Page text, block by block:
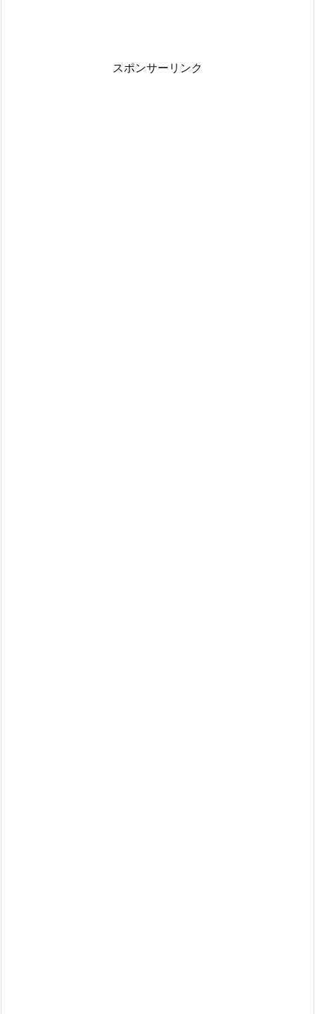
スポンサーリンク